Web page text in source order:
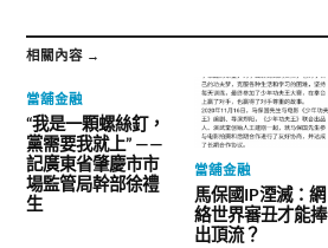
相關內容 →
當舖金融
“我是一顆螺絲釘，
黨需要我就上” ——
記廣東省肇慶市市
場監管局幹部徐禮
生
當舖金融
馬保國IP湮滅：網
絡世界審丑才能捧
出頂流？